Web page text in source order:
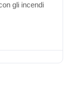
gli incendi